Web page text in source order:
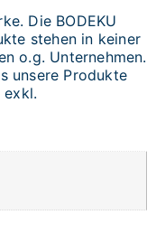
Die BODEKU
stehen in keiner
o.g. Unternehmen.
unsere Produkte
exkl.